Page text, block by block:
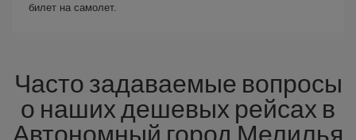
билет на самолет.
Часто задаваемые вопросы
о наших дешевых рейсах в